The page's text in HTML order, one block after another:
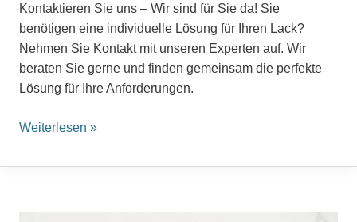
Kontaktieren Sie uns – Wir sind für Sie da! Sie
benötigen eine individuelle Lösung für Ihren Lack?
Nehmen Sie Kontakt mit unseren Experten auf. Wir
beraten Sie gerne und finden gemeinsam die perfekte
Lösung für Ihre Anforderungen.
Weiterlesen »